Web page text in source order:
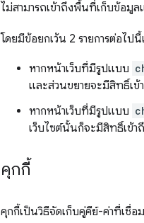
ไม่สามารถเข้าถึงพื้นที่เก็บข้อมู
โดยมีข้อยกเว้น 2 รายการต่อไ
หากหน้าเว็บที่มีรูปแบบ
และส่วนขยายจะมีสิทธิ์เ
หากหน้าเว็บที่มีรูปแบบ
เว็บไซต์นั้นก็จะมีสิทธิ์เข้
คุกกี้
คุกกี้เป็นวิธีจัดเก็บคู่คีย์-ค่าที่เชื่อ